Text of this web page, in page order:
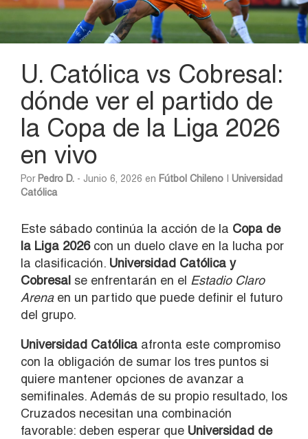
U. Católica vs Cobresal:
dónde ver el partido de
la Copa de la Liga 2026
en vivo
Por Pedro D. - Junio 6, 2026 en Fútbol Chileno
Universidad
Católica
Este sábado continúa la acción de la Copa de
la Liga 2026con un duelo clave en la lucha por
la clasificación. Universidad Católica y
Cobresal se enfrentarán en el Estadio Claro
Arenaen un partido que puede definir el futuro
del grupo.
Universidad Católica afronta este compromiso
con la obligación de sumar los tres puntos si
quiere mantener opciones de avanzar a
semifinales. Además de su propio resultado, los
Cruzados necesitan una combinación
favorable: deben esperar que Universidad de